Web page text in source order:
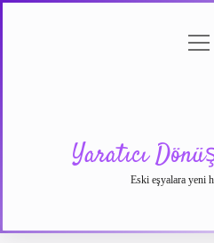
Yaratıcı
Eski eşyalara yeni